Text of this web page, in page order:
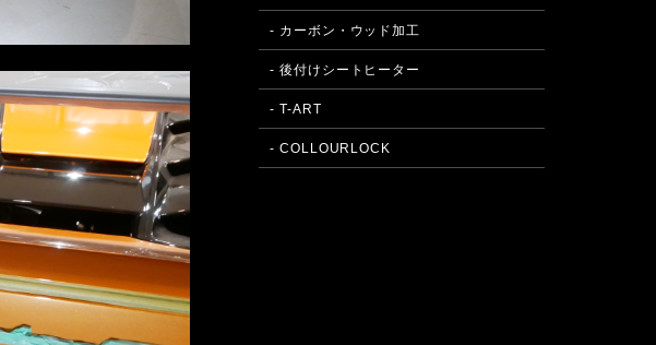
- カーボン・ウッド加工
- 後付けシートヒーター
- T-ART
- COLLOURLOCK